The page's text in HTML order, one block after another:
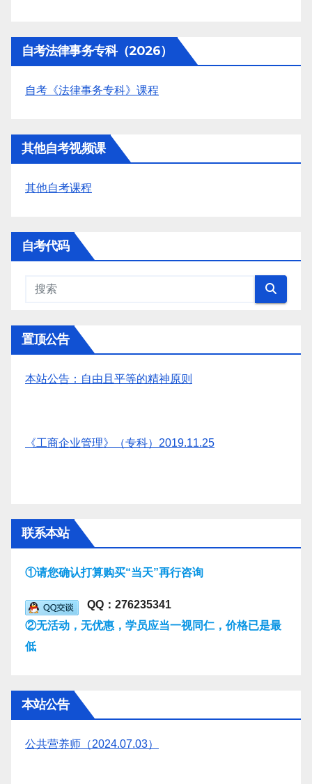
自考法律事务专科（2026）
自考《法律事务专科》课程
其他自考视频课
其他自考课程
自考代码
置顶公告
本站公告：自由且平等的精神原则
《工商企业管理》（专科）2019.11.25
联系本站
①请您确认打算购买“当天”再行咨询
QQ：276235341
②无活动，无优惠，学员应当一视同仁，价格已是最
低
本站公告
公共营养师（2024.07.03）